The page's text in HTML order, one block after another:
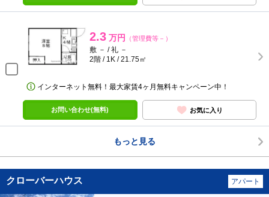
2.3 万円 （管理費等－）
敷 － / 礼 －
2階 / 1K / 21.75㎡
インターネット無料！最大家賃4ヶ月無料キャンペーン中！
お問い合わせ(無料) お気に入り
もっと見る
クローバーハウス アパート